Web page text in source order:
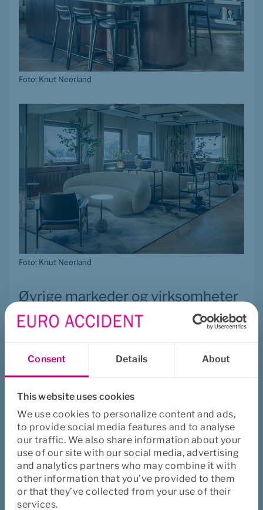
Consent Details About
This website uses cookies
We use cookies to personalize content and ads,
to provide social media features and to analyse
our traffic. We also share information about your
use of our site with our social media, advertising
and analytics partners who may combine it with
other information that you’ve provided to them
or that they’ve collected from your use of their
services.
Foto: Knut Neerland
Foto: Knut Neerland
Øvrige markeder og virksomheter
Euro Accident er et svensk livsforsikringsselskap med
kontrollfunksjoner og landsorganisasjoner i Danmark, Norge
og Sverige.
I Sverige har vi kontorer i Stockholm, Göteborg,
Örnsköldsvik, Malmö og Vaxjö.
En del av vår IT-virksomhet finnes også i Beograd.